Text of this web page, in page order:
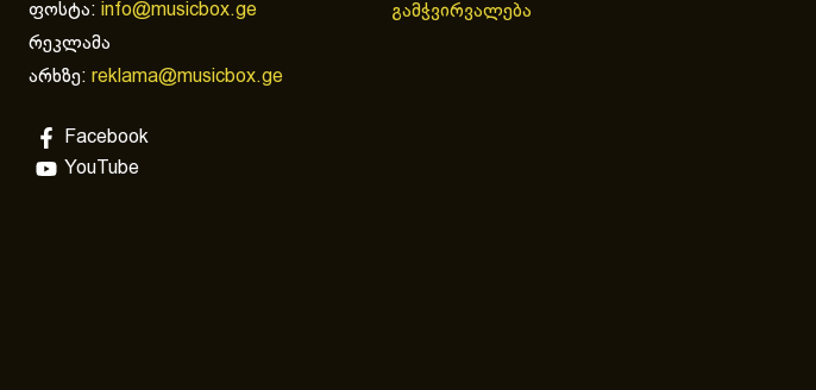
ფოსტა: info@musicbox.ge
რეკლამა
არხზე: reklama@musicbox.ge
Facebook
YouTube
გამჭვირვალება